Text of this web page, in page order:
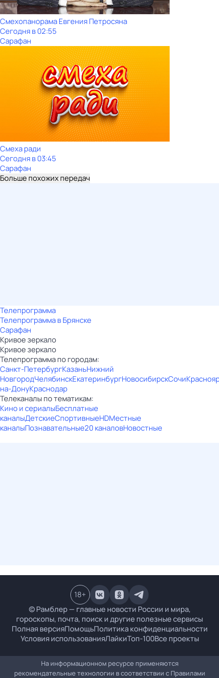
Смехопанорама Евгения Петросяна
Сегодня в 02:55
Сарафан
Смеха ради
Сегодня в 03:45
Сарафан
Больше похожих передач
Телепрограмма
Телепрограмма в Брянске
Сарафан
Кривое зеркало
Кривое зеркало
Телепрограмма по городам:
Санкт-ПетербургКазаньНижний
НовгородЧелябинскЕкатеринбургНовосибирскСочи
на-ДонуКраснодар
Телеканалы по тематикам:
Кино и сериалыБесплатные
каналыДетскиеСпортивныеHDМестные
каналыПознавательные20 каналовНовостные
© Рамблер — главные новости России и мира,
гороскопы, почта, поиск и другие полезные сервисы
Полная версияПомощьПолитика конфиденциальности
Условия использованияЛайкиТоп-100Все проекты
18+
На информационном ресурсе применяются
рекомендательные технологии в соответствии с Правилами